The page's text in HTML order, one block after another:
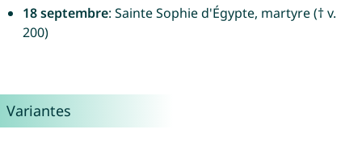
18 septembre: Sainte Sophie d'Égypte, martyre († v.
200)
Variantes